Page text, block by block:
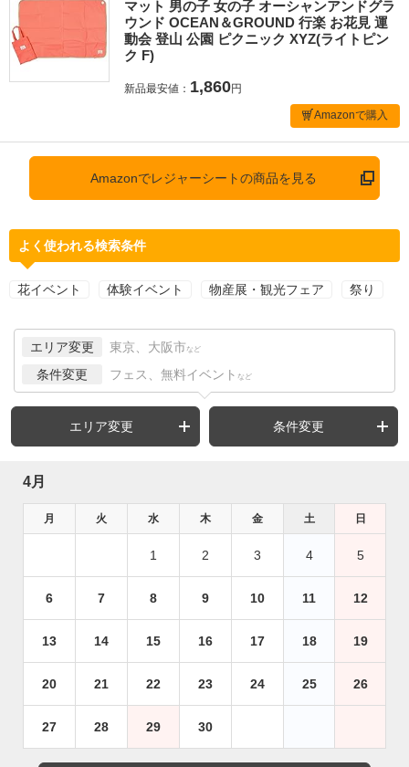
マット 男の子 女の子 オーシャンアンドグラ
ウンド OCEAN＆GROUND 行楽 お花見 運
動会 登山 公園 ピクニック XYZ(ライトピン
ク F)
新品最安値： 1,860円
Amazonで購入
Amazonでレジャーシートの商品を見る
よく使われる検索条件
花イベント 体験イベント 物産展・観光フェア 祭り
エリア変更 東京、大阪市 など
条件変更 フェス、無料イベント など
エリア変更 条件変更
4月
月 火 水 木 金 土 日
1 2 3 4 5
6 7 8 9 10 11 12
13 14 15 16 17 18 19
20 21 22 23 24 25 26
27 28 29 30